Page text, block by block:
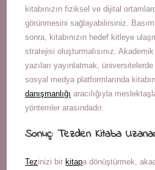
kitabınızın fiziksel ve dijital
görünmesini sağlayabilirsiniz.
sonra, kitabınızın hedef kitleye
stratejisi oluşturmalısınız.
yazıları yayınlatmak,
sosyal medya platformlarında
danışmanlığı aracılığıyla
yöntemler arasındadır.
Sonuç: Tezden Kitaba
Tezinizi birkitapa dönüştürmek,